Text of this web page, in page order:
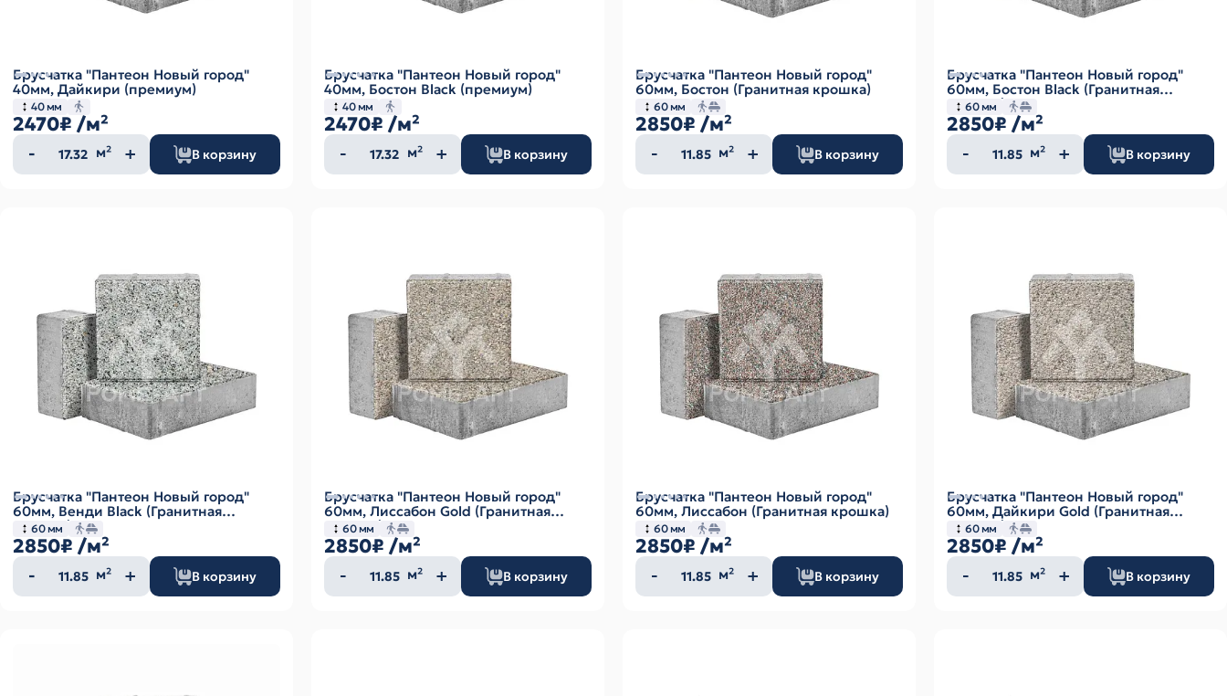
Брусчатка "Пантеон Новый город"
40мм, Дайкири (премиум)
40 мм
2470₽ /м²
Количество
товара
м² В корзину
Брусчатка "Пантеон Новый город"
40мм, Бостон Black (премиум)
40 мм
2470₽ /м²
Количество
товара
м² В корзину
Брусчатка "Пантеон Новый город"
60мм, Бостон (Гранитная крошка)
60 мм
2850₽ /м²
Количество
товара
м² В корзину
Брусчатка "Пантеон Новый город"
60мм, Бостон Black (Гранитная
крошка)
60 мм
2850₽ /м²
Количество
товара
м² В корзину
Брусчатка "Пантеон Новый город"
60мм, Венди Black (Гранитная
крошка)
60 мм
2850₽ /м²
Количество
товара
м² В корзину
Брусчатка "Пантеон Новый город"
60мм, Лиссабон Gold (Гранитная
крошка)
60 мм
2850₽ /м²
Количество
товара
м² В корзину
Брусчатка "Пантеон Новый город"
60мм, Лиссабон (Гранитная крошка)
60 мм
2850₽ /м²
Количество
товара
м² В корзину
Брусчатка "Пантеон Новый город"
60мм, Дайкири Gold (Гранитная
крошка)
60 мм
2850₽ /м²
Количество
товара
м² В корзину